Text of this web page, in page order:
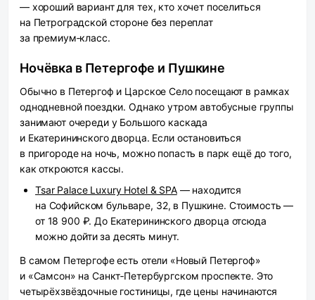
— хороший вариант для тех, кто хочет поселиться
на Петроградской стороне без переплат
за премиум‑класс.
Ночёвка в Петергофе и Пушкине
Обычно в Петергоф и Царское Село посещают в рамках
однодневной поездки. Однако утром автобусные группы
занимают очереди у Большого каскада
и Екатерининского дворца. Если остановиться
в пригороде на ночь, можно попасть в парк ещё до того,
как откроются кассы.
Tsar Palace Luxury Hotel & SPA— находится
на Софийском бульваре, 32, в Пушкине. Стоимость —
от 18 900 ₽. До Екатерининского дворца отсюда
можно дойти за десять минут.
В самом Петергофе есть отели «Новый Петергоф»
и «Самсон» на Санкт‑Петербургском проспекте. Это
четырёхзвёздочные гостиницы, где цены начинаются